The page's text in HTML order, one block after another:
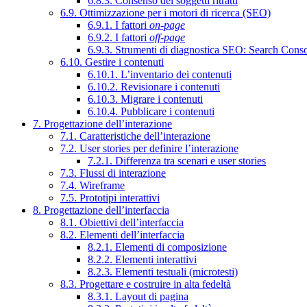
6.9. Ottimizzazione per i motori di ricerca (SEO)
6.9.1. I fattori on-page
6.9.2. I fattori off-page
6.9.3. Strumenti di diagnostica SEO: Search
6.10. Gestire i contenuti
6.10.1. L’inventario dei contenuti
6.10.2. Revisionare i contenuti
6.10.3. Migrare i contenuti
6.10.4. Pubblicare i contenuti
7. Progettazione dell’interazione
7.1. Caratteristiche dell’interazione
7.2. User stories per definire l’interazione
7.2.1. Differenza tra scenari e user stories
7.3. Flussi di interazione
7.4. Wireframe
7.5. Prototipi interattivi
8. Progettazione dell’interfaccia
8.1. Obiettivi dell’interfaccia
8.2. Elementi dell’interfaccia
8.2.1. Elementi di composizione
8.2.2. Elementi interattivi
8.2.3. Elementi testuali (microtesti)
8.3. Progettare e costruire in alta fedeltà
8.3.1. Layout di pagina